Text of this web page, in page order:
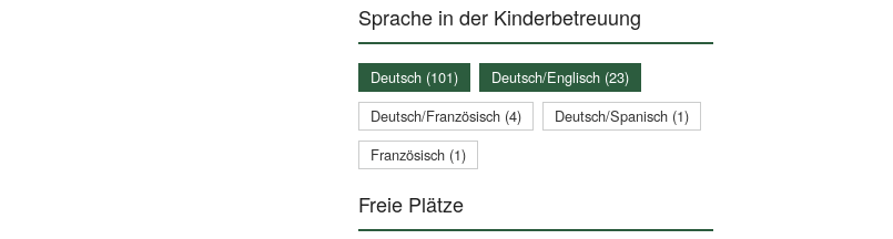
Sprache in der Kinderbetreuung
Deutsch (101)
Deutsch/Englisch (23)
Deutsch/Französisch (4)
Deutsch/Spanisch (1)
Französisch (1)
Freie Plätze